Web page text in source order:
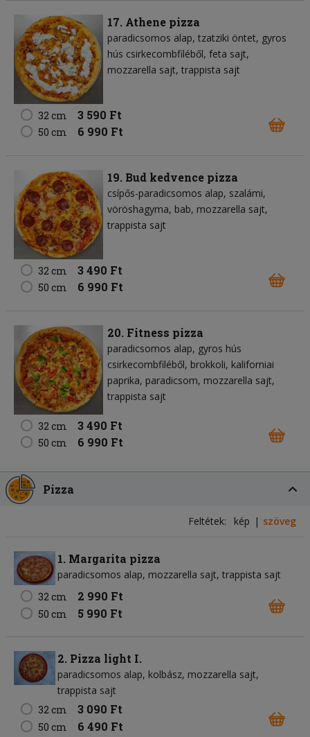
17. Athene pizza
paradicsomos alap tzatziki öntet gyros
hús csirkecombfiléből feta sajt
mozzarella sajt trappista sajt
32 cm 3 590 Ft
50 cm 6 990 Ft
19. Bud kedvence pizza
csípős-paradicsomos alap szalámi
vöröshagyma bab mozzarella sajt
trappista sajt
32 cm 3 490 Ft
50 cm 6 990 Ft
20. Fitness pizza
paradicsomos alap gyros hús
csirkecombfiléből brokkoli kaliforniai
paprika paradicsom mozzarella sajt
trappista sajt
32 cm 3 490 Ft
50 cm 6 990 Ft
Pizza
Feltétek: kép szöveg
1. Margarita pizza
paradicsomos alap mozzarella sajt trappista sajt
32 cm
2 990 Ft
50 cm 5 990 Ft
2. Pizza light I.
paradicsomos alap kolbász mozzarella sajt
trappista sajt
32 cm
3 090 Ft
50 cm 6 490 Ft